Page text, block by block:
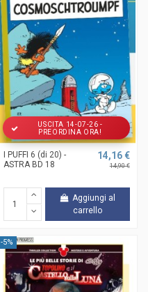
USCITA 14-07-26 -
PREORDINA ORA!
I PUFFI 6 (di 20) -
ASTRA BD 18
14,16 €
14,90 €
Aggiungi al
carrello
-5%